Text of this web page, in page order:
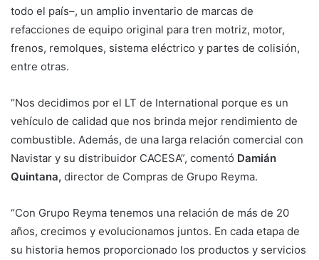
todo el país–, un amplio inventario de marcas de
refacciones de equipo original para tren motriz, motor,
frenos, remolques, sistema eléctrico y partes de colisión,
entre otras.
“Nos decidimos por el LT de International porque es un
vehículo de calidad que nos brinda mejor rendimiento de
combustible. Además, de una larga relación comercial con
Navistar y su distribuidor CACESA”, comentó Damián
Quintana, director de Compras de Grupo Reyma.
“Con Grupo Reyma tenemos una relación de más de 20
años, crecimos y evolucionamos juntos. En cada etapa de
su historia hemos proporcionado los productos y servicios